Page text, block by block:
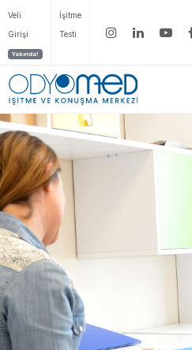
Veli
Girişi
Yakında!
İşitme
Testi